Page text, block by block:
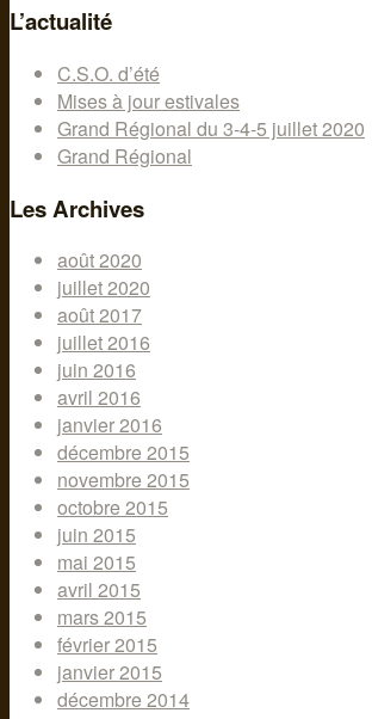
L’actualité
C.S.O. d’été
Mises à jour estivales
Grand Régional du 3-4-5 juillet 2020
Grand Régional
Les Archives
août 2020
juillet 2020
août 2017
juillet 2016
juin 2016
avril 2016
janvier 2016
décembre 2015
novembre 2015
octobre 2015
juin 2015
mai 2015
avril 2015
mars 2015
février 2015
janvier 2015
décembre 2014